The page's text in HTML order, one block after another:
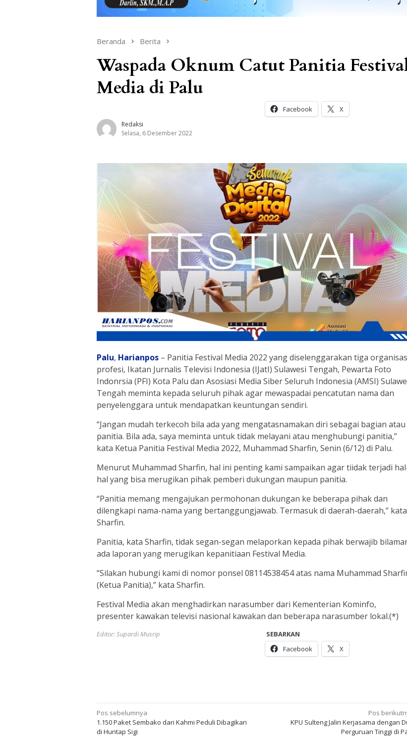
Beranda Berita
Waspada Oknum Catut Panitia
Media di Palu
Redaksi
Selasa, 6 Desember 2022
Facebook X
Palu, Harianpos – Panitia Festival Media 2022 yang diselenggarakan tiga
profesi, Ikatan Jurnalis Televisi Indonesia (IJatI) Sulawesi Tengah, Pewarta Foto
Indonrsia (PFI) Kota Palu dan Asosiasi Media Siber Seluruh Indonesia (AMSI)
Tengah meminta kepada seluruh pihak agar mewaspadai pencatutan nama dan
penyelenggara untuk mendapatkan keuntungan sendiri.
“Jangan mudah terkecoh bila ada yang mengatasnamakan diri sebagai bagian atau
panitia. Bila ada, saya meminta untuk tidak melayani atau menghubungi panitia,”
kata Ketua Panitia Festival Media 2022, Muhammad Sharfin, Senin (6/12) di Palu.
Menurut Muhammad Sharfin, hal ini penting kami sampaikan agar tiidak terjadi
hal yang bisa merugikan pihak pemberi dukungan maupun panitia.
“Panitia memang mengajukan permohonan dukungan ke beberapa pihak dan
dilengkapi nama-nama yang bertanggungjawab. Termasuk di daerah-daerah,” kata
Sharfin.
Panitia, kata Sharfin, tidak segan-segan melaporkan kepada pihak berwajib
ada laporan yang merugikan kepanitiaan Festival Media.
“Silakan hubungi kami di nomor ponsel 08114538454 atas nama Muhammad
(Ketua Panitia),” kata Sharfin.
Festival Media akan menghadirkan narasumber dari Kementerian Kominfo,
presenter kawakan televisi nasional kawakan dan beberapa narasumber lokal.(*)
Editor: Supardi Musrip
SEBARKAN
Facebook
X
Navigasi
pos
Pos sebelumnya
1.150 Paket Sembako dari Kahmi Peduli Dibagikan
di Huntap Sigi
Pos
KPU Sulteng Jalin Kerjasama dengan
Perguruan Tinggi di